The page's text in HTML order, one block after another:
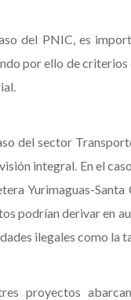
del PNIC, es
por ello de
del sector
integral. En el
Yurimaguas-
podrían derivar en
ilegales como la
proyectos